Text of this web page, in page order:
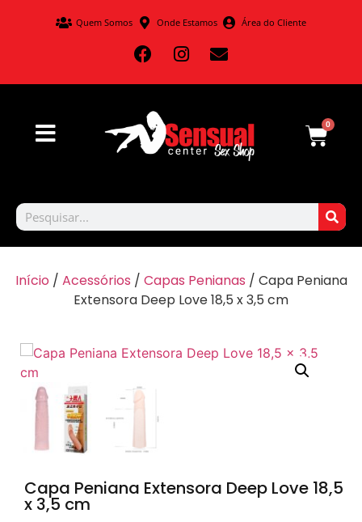
Quem Somos Onde Estamos Área do Cliente
0
Início / Acessórios / Capas Penianas / Capa Peniana
Extensora Deep Love 18,5 x 3,5 cm
Capa Peniana Extensora Deep Love 18,5
x 3,5 cm